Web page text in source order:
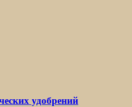
удобрений